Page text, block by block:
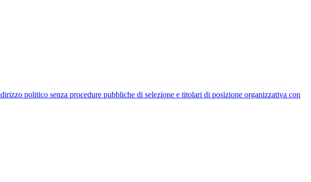
politico senza procedure pubbliche di selezione e titolari di posizione organizzativa con